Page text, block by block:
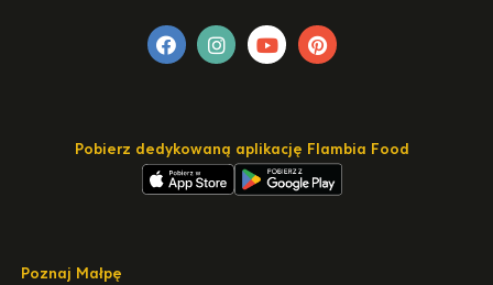
Pobierz dedykowaną aplikację Flambia Food
Poznaj Małpę